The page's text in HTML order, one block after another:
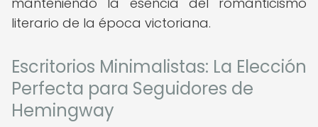
literario de la época victoriana.
Escritorios Minimalistas: La Elección
Perfecta para Seguidores de
Hemingway